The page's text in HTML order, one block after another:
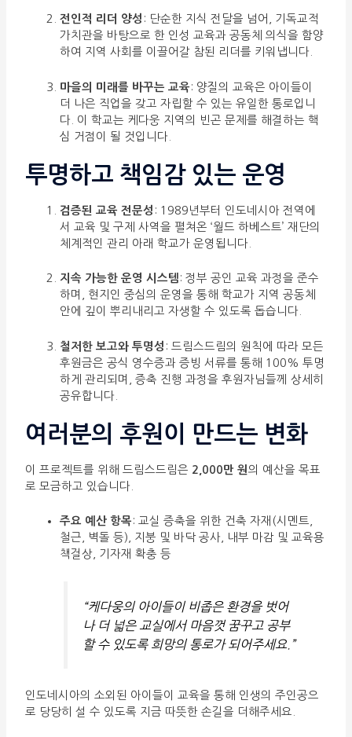
전인적 리더 양성 : 단순한 지식 전달을 넘어, 기독교적
가치관을 바탕으로 한 인성 교육과 공동체 의식을 함양
하여 지역 사회를 이끌어갈 참된 리더를 키워냅니다.
마을의 미래를 바꾸는 교육 : 양질의 교육은 아이들이
더 나은 직업을 갖고 자립할 수 있는 유일한 통로입니
다. 이 학교는 케다웅 지역의 빈곤 문제를 해결하는 핵
심 거점이 될 것입니다.
투명하고 책임감 있는 운영
검증된 교육 전문성 : 1989년부터 인도네시아 전역에
서 교육 및 구제 사역을 펼쳐온 ‘월드 하베스트’ 재단의
체계적인 관리 아래 학교가 운영됩니다.
지속 가능한 운영 시스템 : 정부 공인 교육 과정을 준수
하며, 현지인 중심의 운영을 통해 학교가 지역 공동체
안에 깊이 뿌리내리고 자생할 수 있도록 돕습니다.
철저한 보고와 투명성 : 드림스드림의 원칙에 따라 모든
후원금은 공식 영수증과 증빙 서류를 통해 100% 투명
하게 관리되며, 증축 진행 과정을 후원자님들께 상세히
공유합니다.
여러분의 후원이 만드는 변화
이 프로젝트를 위해 드림스드림은 2,000만 원의 예산을 목표
로 모금하고 있습니다.
주요 예산 항목 : 교실 증축을 위한 건축 자재(시멘트,
철근, 벽돌 등), 지붕 및 바닥 공사, 내부 마감 및 교육용
책걸상, 기자재 확충 등
“케다웅의 아이들이 비좁은 환경을 벗어
나 더 넓은 교실에서 마음껏 꿈꾸고 공부
할 수 있도록 희망의 통로가 되어주세요.”
인도네시아의 소외된 아이들이 교육을 통해 인생의 주인공으
로 당당히 설 수 있도록 지금 따뜻한 손길을 더해주세요.